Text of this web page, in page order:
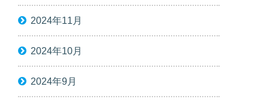
2024年11月
2024年10月
2024年9月